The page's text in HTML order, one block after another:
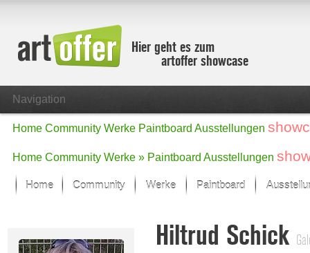
Hier geht es zum
artoffer showcase
Navigation
Home Community Werke Paintboard Ausstellungen
Home Community Werke » Paintboard Ausstellungen
Home Community Werke
Der letzte Monat im Fokus
Alle Fokus-Werke
Paintboard
Hiltrud Schick